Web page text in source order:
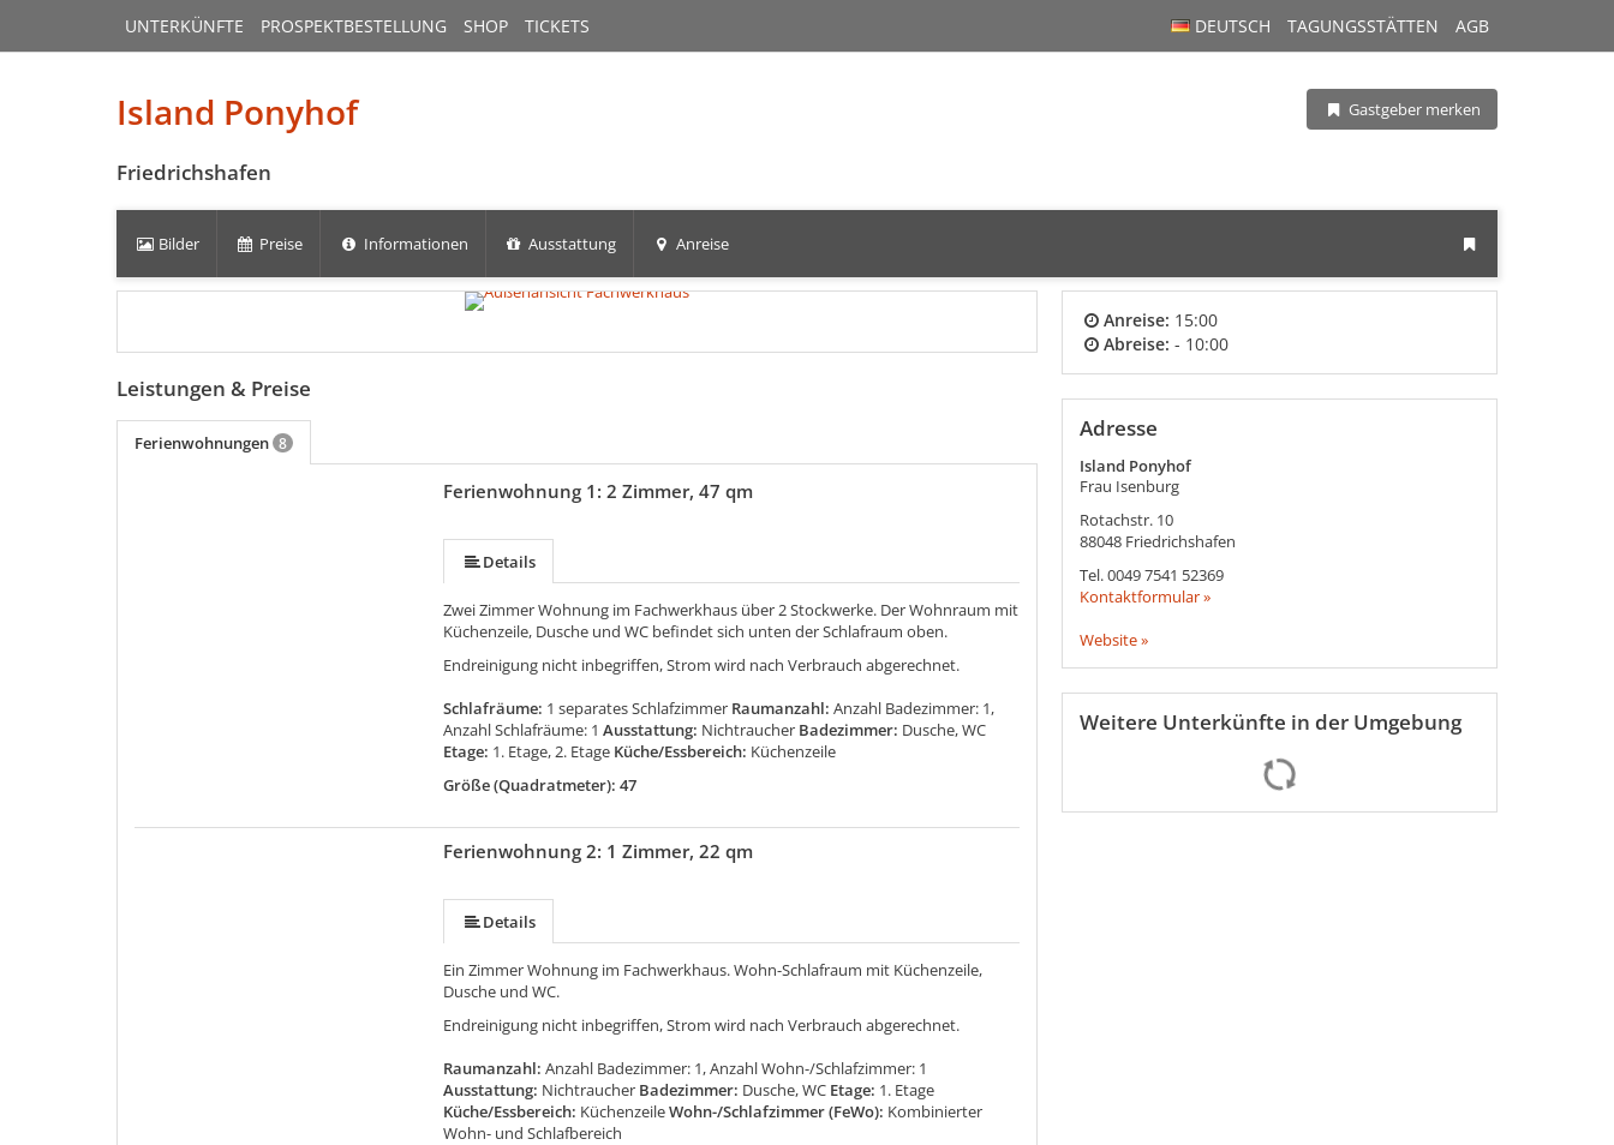
DEUTSCH TAGUNGSSTÄTTEN AGB
UNTERKÜNFTE PROSPEKTBESTELLUNG SHOP TICKETS
Island Ponyhof Gastgeber merken
Friedrichshafen
Bilder Preise Informationen Ausstattung Anreise
Leistungen & Preise
Ferienwohnungen 8
Ferienwohnung 1: 2 Zimmer, 47 qm
Details
Zwei Zimmer Wohnung im Fachwerkhaus über 2 Stockwerke. Der Wohnraum mit
Küchenzeile, Dusche und WC befindet sich unten der Schlafraum oben.
Endreinigung nicht inbegriffen, Strom wird nach Verbrauch abgerechnet.
Schlafräume: 1 separates Schlafzimmer Raumanzahl:Anzahl Badezimmer: 1,
Anzahl Schlafräume: 1 Ausstattung: Nichtraucher Badezimmer: Dusche, WC
Etage: 1. Etage, 2. Etage Küche/Essbereich: Küchenzeile
Größe (Quadratmeter): 47
Ferienwohnung 2: 1 Zimmer, 22 qm
Details
Ein Zimmer Wohnung im Fachwerkhaus. Wohn-Schlafraum mit Küchenzeile,
Dusche und WC.
Endreinigung nicht inbegriffen, Strom wird nach Verbrauch abgerechnet.
Raumanzahl:Anzahl Badezimmer: 1, Anzahl Wohn-/Schlafzimmer: 1
Ausstattung: Nichtraucher Badezimmer: Dusche, WC Etage: 1. Etage
Küche/Essbereich: KüchenzeileWohn-/Schlafzimmer (FeWo): Kombinierter
Wohn- und Schlafbereich
Anreise: 15:00
Abreise: - 10:00
Adresse
Island Ponyhof
Frau Isenburg
Rotachstr. 10
88048 Friedrichshafen
Tel.0049 7541 52369
Kontaktformular »
Website »
Weitere Unterkünfte in der Umgebung